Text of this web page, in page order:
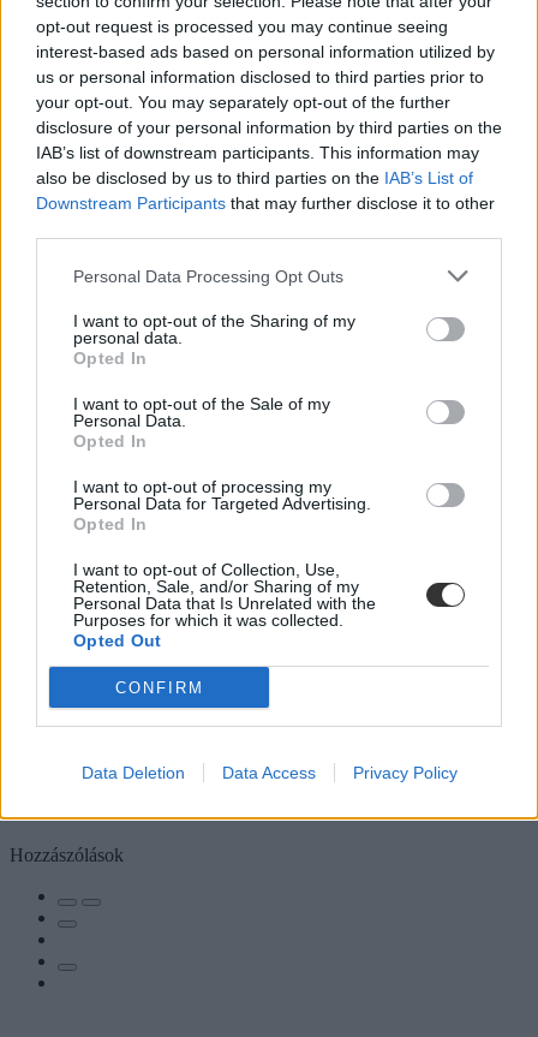
opt-out request is processed you may continue seeing
interest-based ads based on personal information utilized by
us or personal information disclosed to third parties prior to
your opt-out. You may separately opt-out of the further
disclosure of your personal information by third parties on the
IAB’s list of downstream participants. This information may
also be disclosed by us to third parties on the IAB’s List of
Downstream Participants that may further disclose it to other
Personal Data Processing Opt Outs
I want to opt-out of the Sharing of my
personal data.
Opted In
I want to opt-out of the Sale of my
Personal Data.
Opted In
I want to opt-out of processing my
Personal Data for Targeted Advertising.
Opted In
I want to opt-out of Collection, Use,
Retention, Sale, and/or Sharing of my
Personal Data that Is Unrelated with the
Purposes for which it was collected.
Opted Out
CONFIRM
Data Deletion Data Access Privacy Policy
Hozzászólások